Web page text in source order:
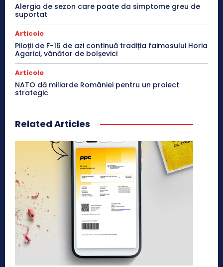
Alergia de sezon care poate da simptome greu de
suportat
Articole
Piloții de F-16 de azi continuă tradiția faimosului Horia
Agarici, vânător de bolșevici
Articole
NATO dă miliarde României pentru un proiect
strategic
Related Articles